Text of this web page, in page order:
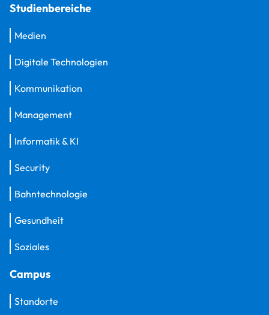
Studienbereiche
Medien
Digitale Technologien
Kommunikation
Management
Informatik & KI
Security
Bahntechnologie
Gesundheit
Soziales
Campus
Standorte